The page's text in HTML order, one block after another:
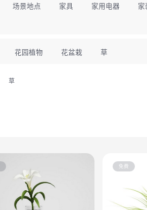
场景地点 家具 家用电器
家
花园植物 花盆栽 草
草
免费